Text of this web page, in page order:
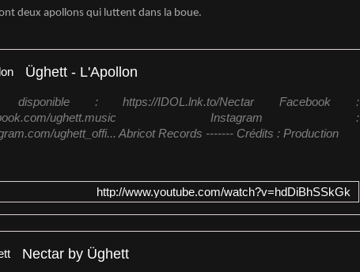
deux apollons qui luttent dans la boue.
Üghett - L'Apollon
: https://IDOL.lnk.to/Nectar Facebook :
ughett.music Instagram :
ughett_offi... Abricot Records ------- Crédits : Production
http://www.youtube.com/watch?v=hdDiBhSSkGk
Nectar by Üghett